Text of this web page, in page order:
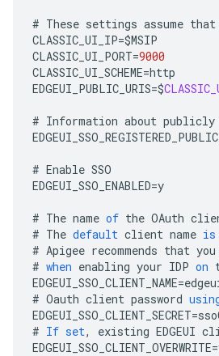
# These settings assume that
CLASSIC_UI_IP=$MSIP
CLASSIC_UI_PORT=9000
CLASSIC_UI_SCHEME=http
EDGEUI_PUBLIC_URIS=$
# Information about publicly
# Enable SSO
EDGEUI_SSO_ENABLED=y
# The name of the OAuth
# The default client name is
# Apigee recommends that you
# when enabling your IDP on
EDGEUI_SSO_CLIENT_NAME=
# Oauth client password
EDGEUI_SSO_CLIENT_SECRET=
# If set, existing EDGEUI
EDGEUI_SSO_CLIENT_OVERWRITE=